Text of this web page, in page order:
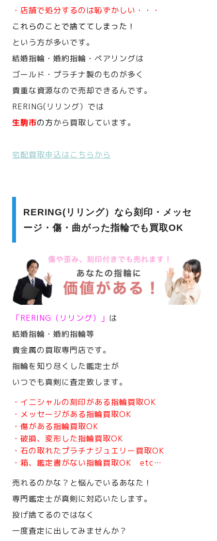
・店舗で処分するのは恥ずかしい・・・
これらのことで捨ててしまった！
という方が多いです。
結婚指輪・婚約指輪・ペアリングは
ゴールド・プラチナ製のものが多く
貴重な資源なので売却できるんです。
RERING(リリング）では
生駒市の方から買取しています。
宅配買取申込はこちらから
RERING(リリング）なら刻印・メッセ
ージ・傷・曲がった指輪でも買取OK
「RERING（リリング）」 は
結婚指輪・婚約指輪等
貴金属の買取専門店です。
指輪を知り尽くした鑑定士が
いつでも真剣に査定致します。
・イニシャルの刻印がある指輪買取OK
・メッセージがある指輪買取OK
・傷がある指輪買取OK
・破損、変形した指輪買取OK
・石の取れたプラチナジュエリー買取OK
・箱、鑑定書がない指輪買取OK etc…
売れるのかな？と悩んでいるあなた！
専門鑑定士が真剣に対応いたします。
投げ捨てるのではなく
一度査定に出してみませんか？